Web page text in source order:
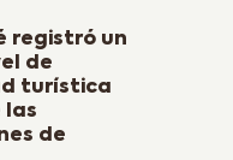
registró un
de
turística
las
de